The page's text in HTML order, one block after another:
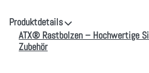
Produktdetails
ATX® Rastbolzen – Hochwertige
Zubehör